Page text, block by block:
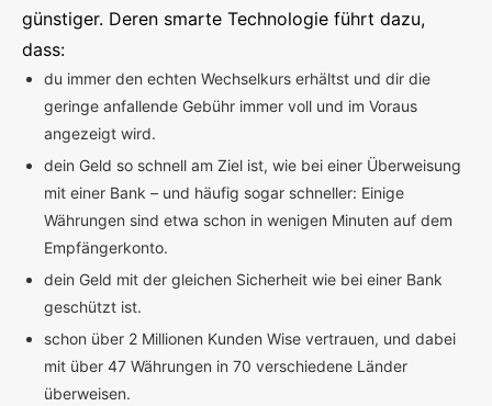
günstiger. Deren smarte Technologie führt dazu,
dass:
du immer den echten Wechselkurs erhältst und dir die
geringe anfallende Gebühr immer voll und im Voraus
angezeigt wird.
dein Geld so schnell am Ziel ist, wie bei einer Überweisung
mit einer Bank – und häufig sogar schneller: Einige
Währungen sind etwa schon in wenigen Minuten auf dem
Empfängerkonto.
dein Geld mit der gleichen Sicherheit wie bei einer Bank
geschützt ist.
schon über 2 Millionen Kunden Wise vertrauen, und dabei
mit über 47 Währungen in 70 verschiedene Länder
überweisen.